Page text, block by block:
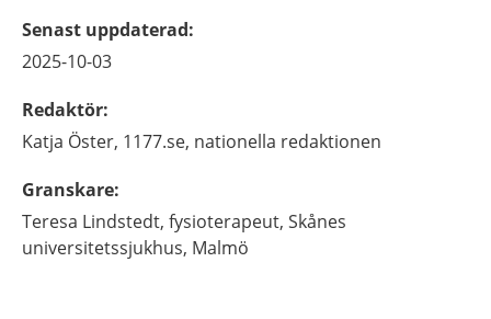
Senast uppdaterad:
2025-10-03
Redaktör:
Katja Öster, 1177.se, nationella redaktionen
Granskare:
Teresa Lindstedt, fysioterapeut, Skånes
universitetssjukhus, Malmö